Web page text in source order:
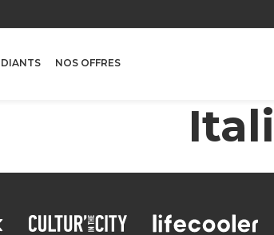
NOS OFFRES